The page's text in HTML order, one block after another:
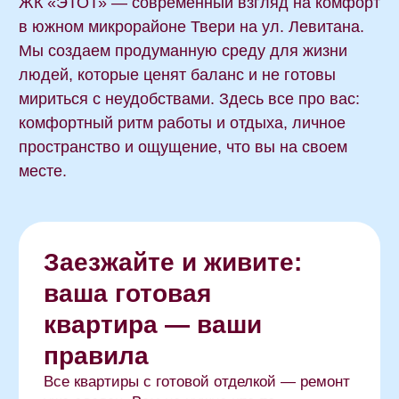
Март 2026
Февраль 2026